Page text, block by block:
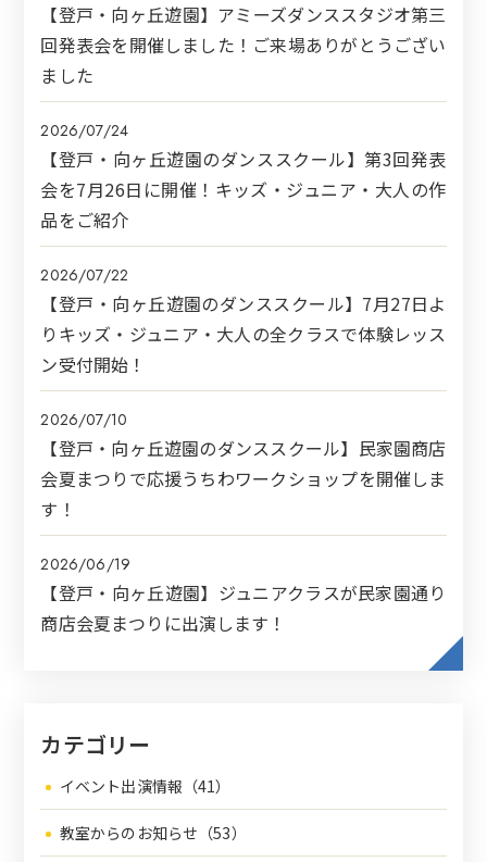
【登戸・向ヶ丘遊園】アミーズダンススタジオ第三
回発表会を開催しました！ご来場ありがとうござい
ました
2026/07/24
【登戸・向ヶ丘遊園のダンススクール】第3回発表
会を7月26日に開催！キッズ・ジュニア・大人の作
品をご紹介
2026/07/22
【登戸・向ヶ丘遊園のダンススクール】7月27日よ
りキッズ・ジュニア・大人の全クラスで体験レッス
ン受付開始！
2026/07/10
【登戸・向ヶ丘遊園のダンススクール】民家園商店
会夏まつりで応援うちわワークショップを開催しま
す！
2026/06/19
【登戸・向ヶ丘遊園】ジュニアクラスが民家園通り
商店会夏まつりに出演します！
カテゴリー
イベント出演情報（41）
教室からのお知らせ（53）